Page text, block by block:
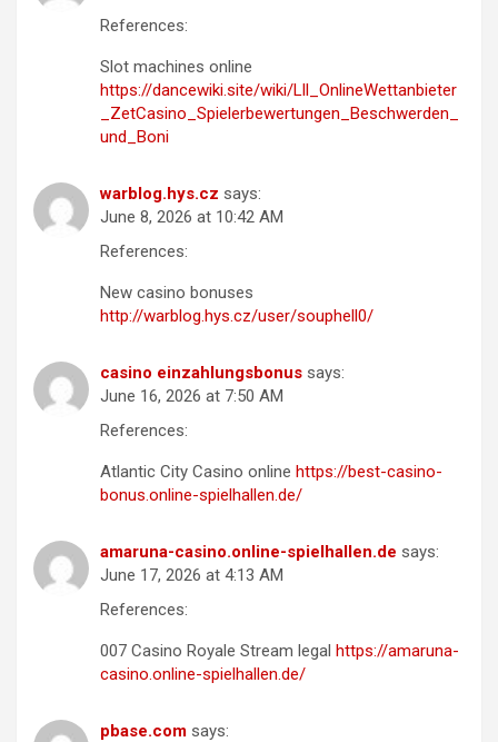
References:
Slot machines online
https://dancewiki.site/wiki/Lll_OnlineWettanbieter
_ZetCasino_Spielerbewertungen_Beschwerden_
und_Boni
warblog.hys.cz says:
June 8, 2026 at 10:42 AM
References:
New casino bonuses
http://warblog.hys.cz/user/souphell0/
casino einzahlungsbonus says:
June 16, 2026 at 7:50 AM
References:
Atlantic City Casino online https://best-casino-
bonus.online-spielhallen.de/
amaruna-casino.online-spielhallen.de says:
June 17, 2026 at 4:13 AM
References:
007 Casino Royale Stream legal https://amaruna-
casino.online-spielhallen.de/
pbase.com says: